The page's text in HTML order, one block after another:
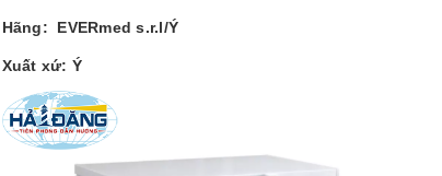
Hãng: EVERmed s.r.l/Ý
Xuất xứ: Ý